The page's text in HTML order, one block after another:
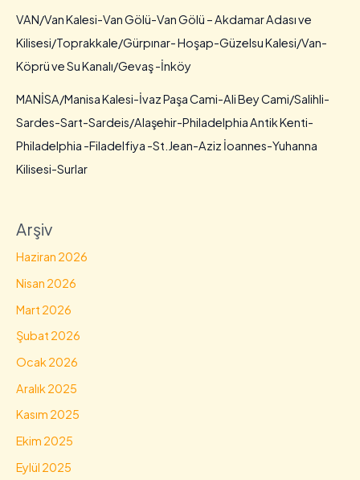
VAN/Van Kalesi-Van Gölü-Van Gölü – Akdamar Adası ve
Kilisesi/Toprakkale/Gürpınar- Hoşap-Güzelsu Kalesi/Van-
Köprü ve Su Kanalı/Gevaş -İnköy
MANİSA/Manisa Kalesi-İvaz Paşa Cami-Ali Bey Cami/Salihli-
Sardes-Sart-Sardeis/Alaşehir-Philadelphia Antik Kenti-
Philadelphia -Filadelfiya -St.Jean-Aziz İoannes-Yuhanna
Kilisesi-Surlar
Arşiv
Haziran 2026
Nisan 2026
Mart 2026
Şubat 2026
Ocak 2026
Aralık 2025
Kasım 2025
Ekim 2025
Eylül 2025